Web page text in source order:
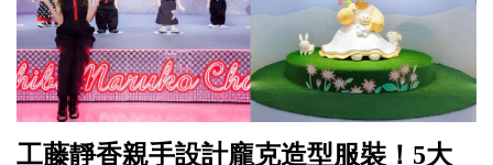
工藤靜香親手設計龐克造型服裝！5大